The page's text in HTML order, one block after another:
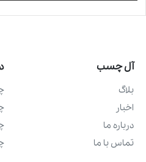
آل چسب
بلاگ
اخبار
درباره ما
تماس با ما